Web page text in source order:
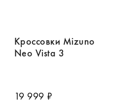
Кроссовки Mizuno
Neo Vista 3
19 999 ₽